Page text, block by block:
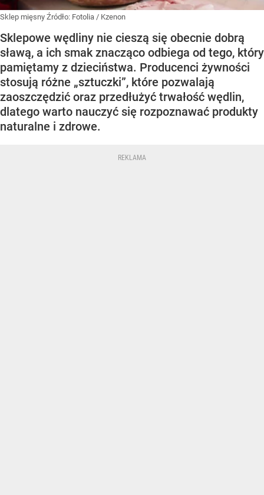
Sklep mięsny Źródło: Fotolia / Kzenon
Sklepowe wędliny nie cieszą się obecnie dobrą
sławą, a ich smak znacząco odbiega od tego, który
pamiętamy z dzieciństwa. Producenci żywności
stosują różne „sztuczki”, które pozwalają
zaoszczędzić oraz przedłużyć trwałość wędlin,
dlatego warto nauczyć się rozpoznawać produkty
naturalne i zdrowe.